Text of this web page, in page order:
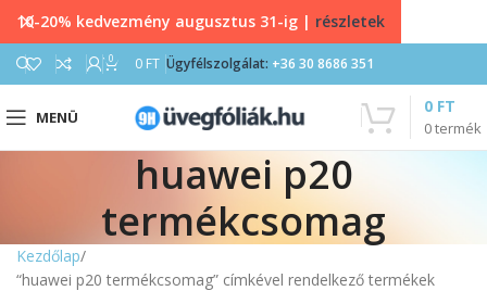
0 0 FT Ügyfélszolgálat: +36 30 8686 351
MENÜ
0termék
0 FT
huawei p20
termékcsomag
Kezdőlap
“huawei p20 termékcsomag” címkével rendelkező termékek
10-20% kedvezmény augusztus 31-ig | részletek